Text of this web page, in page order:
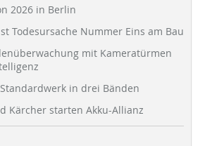
2026 in Berlin
Todesursache Nummer Eins am Bau
mit Kameratürmen
Standardwerk in drei Bänden
Kärcher starten Akku-Allianz